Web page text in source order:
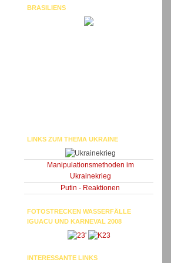
BRASILIENS
LINKS ZUM THEMA UKRAINE
Manipulationsmethoden im
Ukrainekrieg
Putin - Reaktionen
FOTOSTRECKEN WASSERFÄLLE
IGUACU UND KARNEVAL 2008
'
INTERESSANTE LINKS